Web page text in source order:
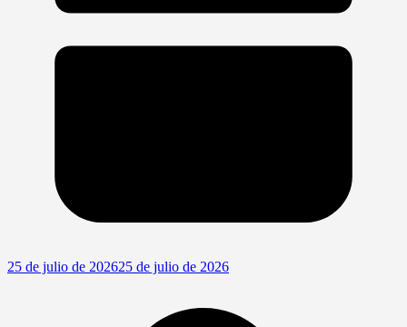
25 de julio de 202625 de julio de 2026